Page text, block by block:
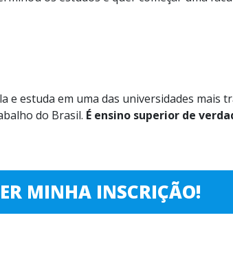
e estuda em uma das universidades mais
do Brasil. É ensino superior de
MINHA INSCRIÇÃO!